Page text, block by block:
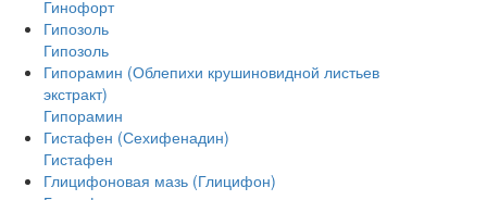
Гинофорт
Гипозоль
Гипозоль
Гипорамин (Облепихи крушиновидной листьев
экстракт)
Гипорамин
Гистафен (Сехифенадин)
Гистафен
Глицифоновая мазь (Глицифон)